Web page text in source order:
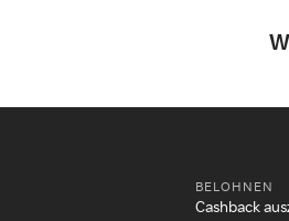
BELOHNEN
Cashback